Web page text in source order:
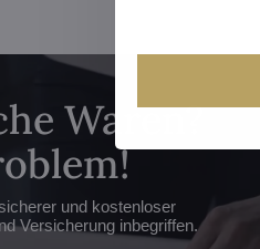
Waren?
und kostenloser
Versicherung inbegriffen.